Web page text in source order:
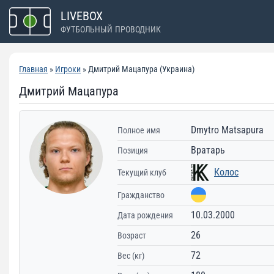
Перейти
содержимому
LIVEBOX
ФУТБОЛЬНЫЙ ПРОВОДНИК
Главная » Игроки » Дмитрий Мацапура (Украина)
Дмитрий Мацапура
Полное имя Dmytro Matsapura
Позиция Вратарь
Текущий клуб Колос
Гражданство
Дата рождения 10.03.2000
Возраст 26
Вес (кг) 72